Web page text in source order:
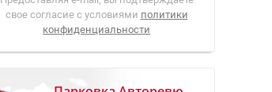
свое согласие с условиями политики
конфиденциальности